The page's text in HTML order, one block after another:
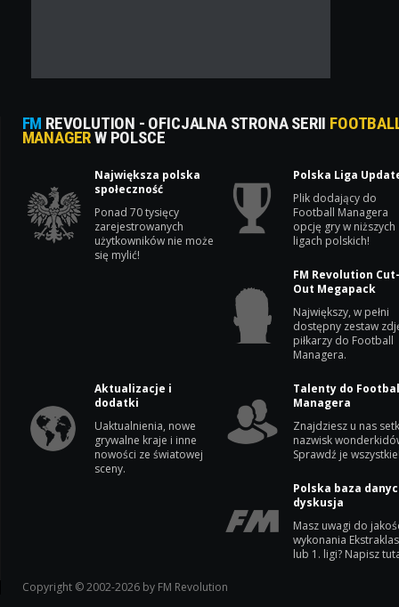
FM REVOLUTION - OFICJALNA STRONA SERII
MANAGERW POLSCE
Największa polska
społeczność
Ponad 70 tysięcy
zarejestrowanych
użytkowników nie może
się mylić!
Polska Liga
Plik dodający do
Football Managera
opcję gry w niższych
ligach polskich!
FM Revolution
Out Megapack
Największy, w pełni
dostępny zestaw
piłkarzy do Football
Managera.
Aktualizacje i
dodatki
Uaktualnienia, nowe
grywalne kraje i inne
nowości ze światowej
sceny.
Talenty do
Managera
Znajdziesz u nas
nazwisk
Sprawdź je
Polska baza
dyskusja
Masz uwagi do
wykonania
lub 1. ligi? Napisz
Copyright © 2002-2026 by FM Revolution